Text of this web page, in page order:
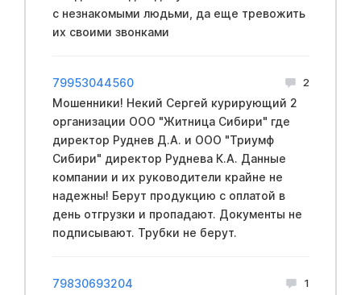
с незнакомыми людьми, да еще тревожить
их своими звонками
79953044560 2
Мошенники! Некий Сергей курирующий 2
организации ООО "Житница Сибири" где
директор Руднев Д.А. и ООО "Триумф
Сибири" директор Руднева К.А. Данные
компании и их руководители крайне не
надежны! Берут продукцию с оплатой в
день отгрузки и пропадают. Документы не
подписывают. Трубки не берут.
79830693204 1